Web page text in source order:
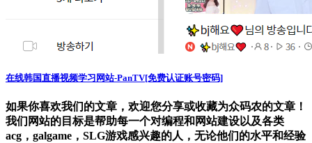
在线韩国直播视频学习网站-PanTV[免费认证账号密码]
如果你喜欢我们的文章，欢迎您分享或收藏为众码农的文章！
我们网站的目标是帮助每一个对编程和网站建设以及各类
acg，galgame，SLG游戏感兴趣的人，无论他们的水平和经验